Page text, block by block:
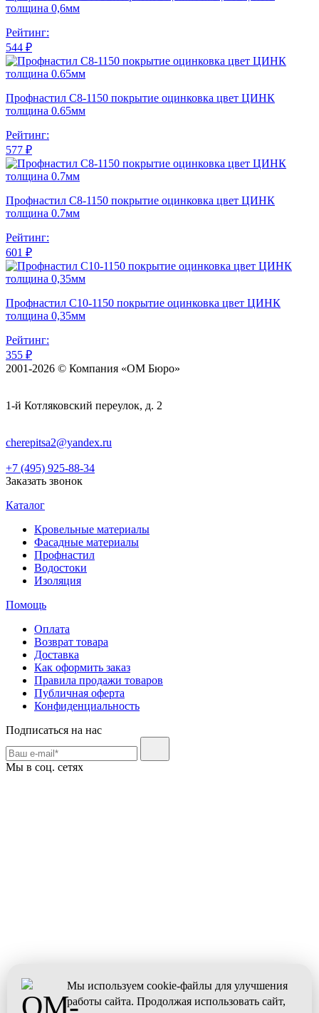
толщина 0,6мм
Рейтинг:
544 ₽
Профнастил С8-1150 покрытие оцинковка цвет ЦИНК
толщина 0.65мм
Рейтинг:
577 ₽
Профнастил С8-1150 покрытие оцинковка цвет ЦИНК
толщина 0.7мм
Рейтинг:
601 ₽
Профнастил С10-1150 покрытие оцинковка цвет ЦИНК
толщина 0,35мм
Рейтинг:
355 ₽
2001-2026 © Компания «ОМ Бюро»
1-й Котляковский переулок, д. 2
cherepitsa2@yandex.ru
+7 (495) 925-88-34
Заказать звонок
Каталог
Кровельные материалы
Фасадные материалы
Профнастил
Водостоки
Изоляция
Помощь
Оплата
Возврат товара
Доставка
Как оформить заказ
Правила продажи товаров
Публичная оферта
Конфиденциальность
Подписаться на нас
Мы в соц. сетях
Мы используем cookie-файлы для улучшения
работы сайта. Продолжая использовать сайт,